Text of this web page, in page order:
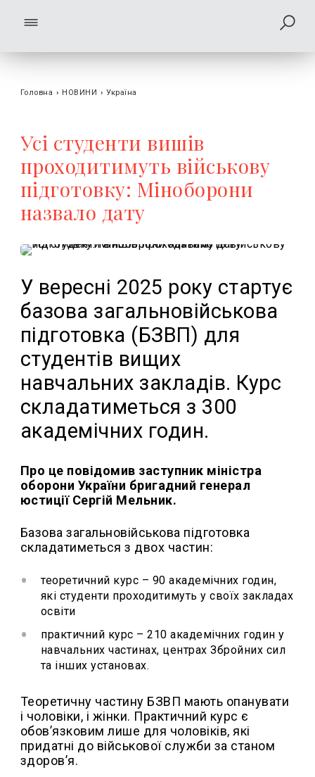
Головна › НОВИНИ › Україна
Усі студенти вишів
проходитимуть військову
підготовку: Міноборони
назвало дату
У вересні 2025 року стартує
базова загальновійськова
підготовка (БЗВП) для
студентів вищих
навчальних закладів. Курс
складатиметься з 300
академічних годин.
Про це повідомив заступник міністра
оборони України бригадний генерал
юстиції Сергій Мельник.
Базова загальновійськова підготовка
складатиметься з двох частин:
⁠теоретичний курс – 90 академічних годин,
які студенти проходитимуть у своїх закладах
освіти
⁠практичний курс – 210 академічних годин у
навчальних частинах, центрах Збройних сил
та інших установах.
Теоретичну частину БЗВП мають опанувати
і чоловіки, і жінки. Практичний курс є
обов’язковим лише для чоловіків, які
придатні до військової служби за станом
здоров’я.